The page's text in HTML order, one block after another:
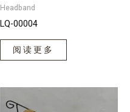
Headband
LQ-00004
阅读更多